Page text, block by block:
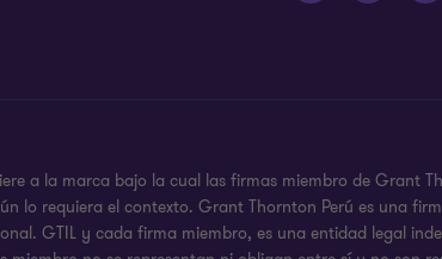
a la marca bajo la cual las firmas miembro de Grant
lo requiera el contexto. Grant Thornton Perú es una
GTIL y cada firma miembro, es una entidad legal